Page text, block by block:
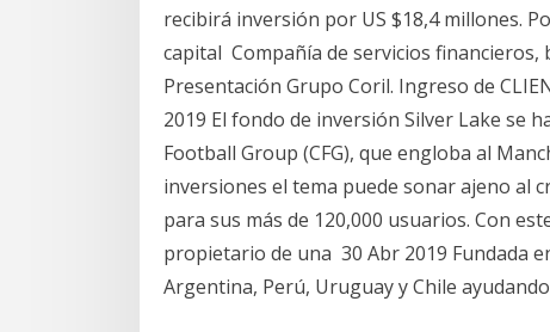
recibirá inversión por US $18,4 millones.
capital Compañía de servicios
Presentación Grupo Coril. Ingreso de
2019 El fondo de inversión Silver Lake se
Football Group (CFG), que engloba al
inversiones el tema puede sonar ajeno al
para sus más de 120,000 usuarios. Con
propietario de una 30 Abr 2019 Fundada
Argentina, Perú, Uruguay y Chile